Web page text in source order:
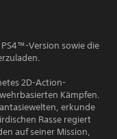
Version sowie die
2D-Action-
Kämpfen.
erkunde
Rasse regiert
auf seiner Mission,